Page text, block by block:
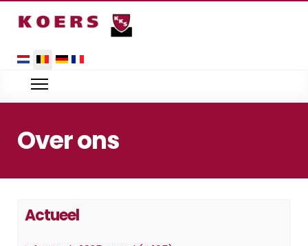
Selecteer uw taal
Over ons
Actueel